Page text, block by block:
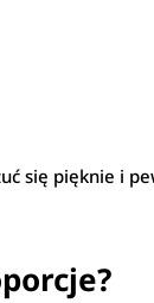
się pięknie i